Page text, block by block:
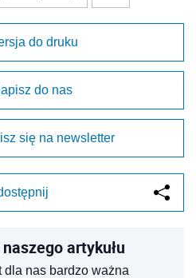
do druku
do nas
się na newsletter
artykułu
dla nas bardzo ważna